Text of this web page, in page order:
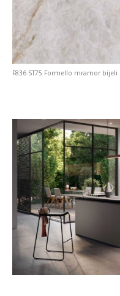
F836 ST75 Formello mramor bijeli